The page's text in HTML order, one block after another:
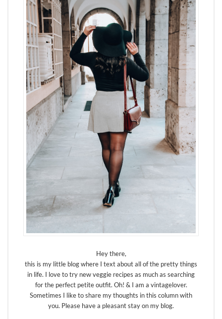
Hey there,
this is my little blog where I text about all of the pretty things
in life. I love to try new veggie recipes as much as searching
for the perfect petite outfit. Oh! & I am a vintagelover.
Sometimes I like to share my thoughts in this column with
you. Please have a pleasant stay on my blog.